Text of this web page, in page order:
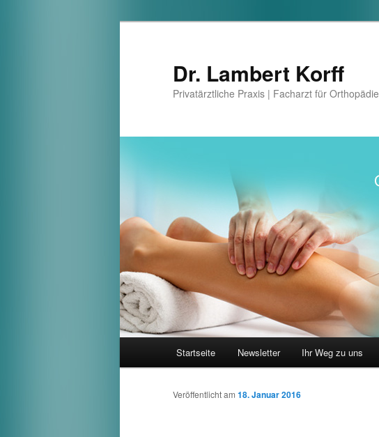
Dr. Lambert Korff
Privatärztliche Praxis | Facharzt für Orthopädie
Zum
Inhalt
Startseite Newsletter Ihr Weg zu uns
Veröffentlicht am 18. Januar 2016